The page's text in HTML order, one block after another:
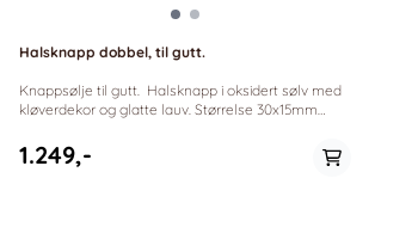
Halsknapp dobbel, til gutt.
Knappsølje til gutt. Halsknapp i oksidert sølv med
kløverdekor og glatte lauv. Størrelse 30x15mm
1.249,-